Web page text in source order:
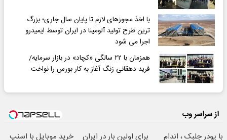
با اخذ مجوزهای لازم تا پایان سال جاری؛ بزرگ
ترین طرح تولید آلومینا در ایران توسط ایمیدرو
اجرا می شود
همزمان با ۲۲ سالگی «کچاد» در بازار سرمایه/
فرید دهقانی زنگ آغاز به کار بورس را نواخت
از سراسر وب
با پودر جلبک ، اندام
برای اولین بار در ایران خرید موبایل با اسنپ